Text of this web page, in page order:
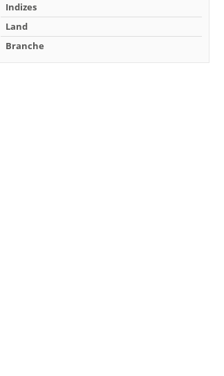
Indizes
Land
Branche